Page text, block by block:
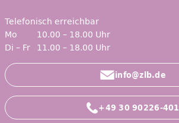
Telefonisch erreichbar
Mo
10.00 – 18.00 Uhr
Di – Fr 11.00 – 18.00 Uhr
info@zlb.de
+49 30 90226-401